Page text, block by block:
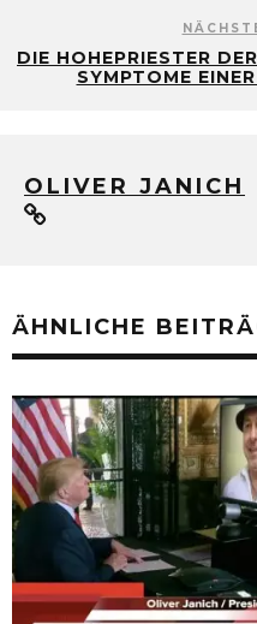
DIE HOHEPRIESTER
SYMPTOME
OLIVER JANICH
ÄHNLICHE